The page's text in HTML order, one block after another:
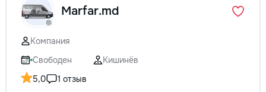
Marfar.md
Компания
Свободен
Кишинёв
5,0
1 отзыв